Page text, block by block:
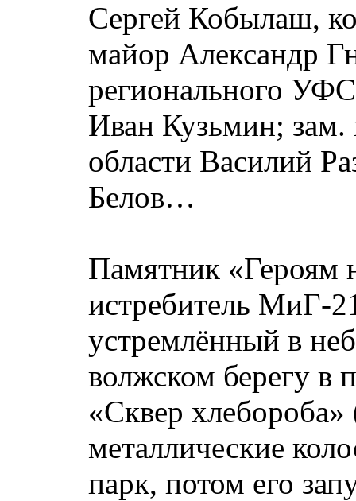
Сергей Кобылаш,
майор Александр
регионального
Иван Кузьмин; зам.
области Василий
Белов…
Памятник «Героям
истребитель МиГ-
устремлённый в
волжском берегу в
«Сквер
металлические
парк, потом его